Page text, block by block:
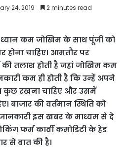
24, 2019 2 minutes read
ध्यान कम जोखिम के साथ पूंजी को
चाहिए। आमतौर पर
तलाश होती है जहां जोखिम कम
कम ही होती है कि उन्हें अपने
कुछ रखना चाहिए और उसमें
बाजार की वर्तमान स्थिति को
इस खबर के माध्यम से दे
फर्म कार्वी कमोडिटी के हेड
से बात की है।